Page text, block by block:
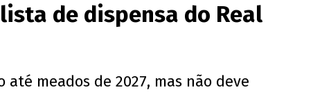
de dispensa do Real
meados de 2027, mas não deve